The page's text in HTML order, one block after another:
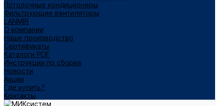
Потолочные кондиционеры
Фильтрующие вентиляторы
LANMIR
О компании
Наше производство
Сертификаты
Каталоги PDF
Инструкции по сборке
Новости
Акции
Где купить?
Контакты